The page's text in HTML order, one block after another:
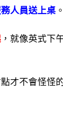
人員送上桌。
，就像英式下
才不會怪怪